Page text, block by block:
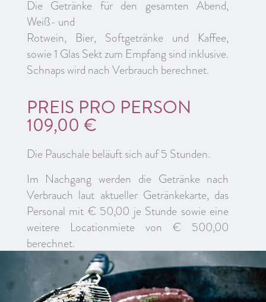
Die Getränke für den gesamten Abend,
Weiß- und
Rotwein, Bier, Softgetränke und Kaffee,
sowie 1 Glas Sekt zum Empfang sind inklusive.
Schnaps wird nach Verbrauch berechnet.
PREIS PRO PERSON
109,00 €
Die Pauschale beläuft sich auf 5 Stunden.
Im Nachgang werden die Getränke nach
Verbrauch laut aktueller Getränkekarte, das
Personal mit € 50,00 je Stunde sowie eine
weitere Locationmiete von € 500,00
berechnet.